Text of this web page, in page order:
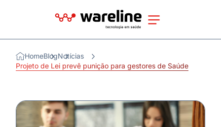
HomeBlogNotícias
Projeto de Lei prevê punição para gestores de Saúde